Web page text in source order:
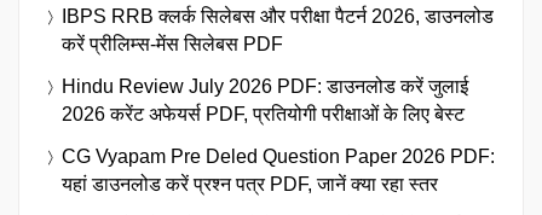
IBPS RRB क्लर्क सिलेबस और परीक्षा पैटर्न 2026, डाउनलोड
करें प्रीलिम्स-मेंस सिलेबस PDF
Hindu Review July 2026 PDF: डाउनलोड करें जुलाई
2026 करेंट अफेयर्स PDF, प्रतियोगी परीक्षाओं के लिए बेस्ट
CG Vyapam Pre Deled Question Paper 2026 PDF:
यहां डाउनलोड करें प्रश्न पत्र PDF, जानें क्या रहा स्तर